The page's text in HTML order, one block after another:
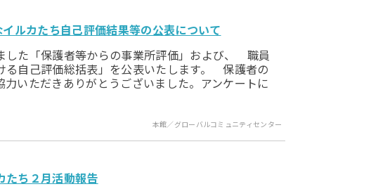
ルカたち自己評価結果等の公表について
した「保護者等からの事業所評価」および、 職員
る自己評価総括表」を公表いたします。 保護者の
いただきありがとうございました。アンケートに
本館／グローバルコミュニティセンター
たち２月活動報告